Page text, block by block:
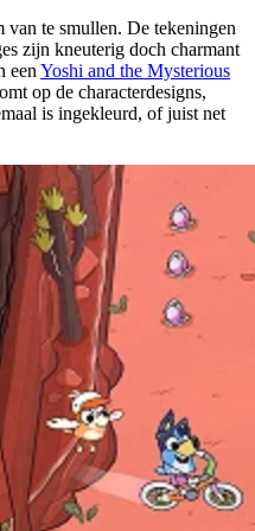
te smullen. De tekeningen
zijn kneuterig doch charmant
een Yoshi and the Mysterious
op de characterdesigns,
is ingekleurd, of juist net